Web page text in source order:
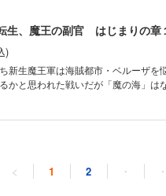
生、魔王の副官 はじまりの章
)
新生魔王軍は海賊都市・ベルーザ
かと思われた戦いだが「魔の海」は
転生、魔王の副官 はじまりの章
< 1 2 ・ ・